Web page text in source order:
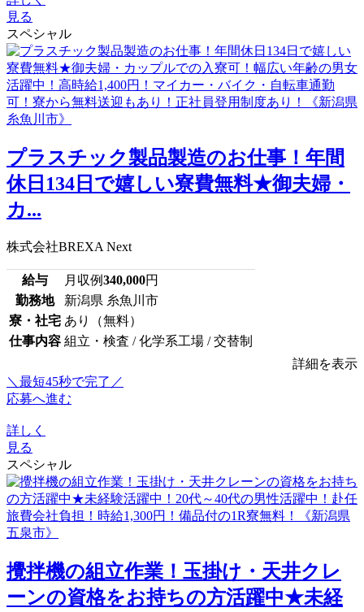
見る
スペシャル
プラスチック製品製造のお仕事！年間
休日134日で嬉しい寮費無料★御夫婦・
カ...
株式会社BREXA Next
給与 月収例340,000円
勤務地
新潟県 糸魚川市
寮・社宅 あり（無料）
仕事内容 組立・検査 / 化学系工場 / 交替制
詳細を表示
＼最短45秒で完了／
応募へ進む
詳しく
見る
スペシャル
攪拌機の組立作業！玉掛け・天井クレ
ーンの資格をお持ちの方活躍中★未経